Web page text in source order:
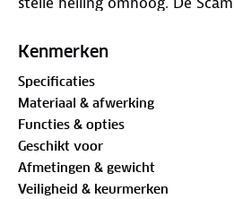
seconden is hij simpel te
ELEKTRISCHE VOUWFIETS
MIDDENMOTOR MET
De Lacros Scamper S600 met
indien gewenst een zeer
Kenmerken
Specificaties
Materiaal & afwerking
Functies & opties
Geschikt voor
Afmetingen & gewicht
Veiligheid & keurmerken